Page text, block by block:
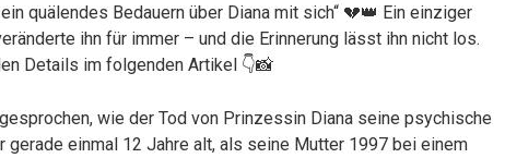
quälendes Bedauern über Diana mit sich“ 💔👑 Ein einziger
ihn für immer – und die Erinnerung lässt ihn nicht los.
Details im folgenden Artikel 👇📸
wie der Tod von Prinzessin Diana seine psychische
gerade einmal 12 Jahre alt, als seine Mutter 1997 bei einem